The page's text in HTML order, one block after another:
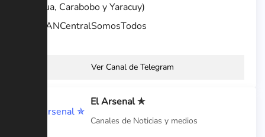
(Aragua, Carabobo y Yaracuy)
#REDANCentralSomosTodos
Ver Canal de Telegram
El Arsenal ✯
Canales de Noticias y medios